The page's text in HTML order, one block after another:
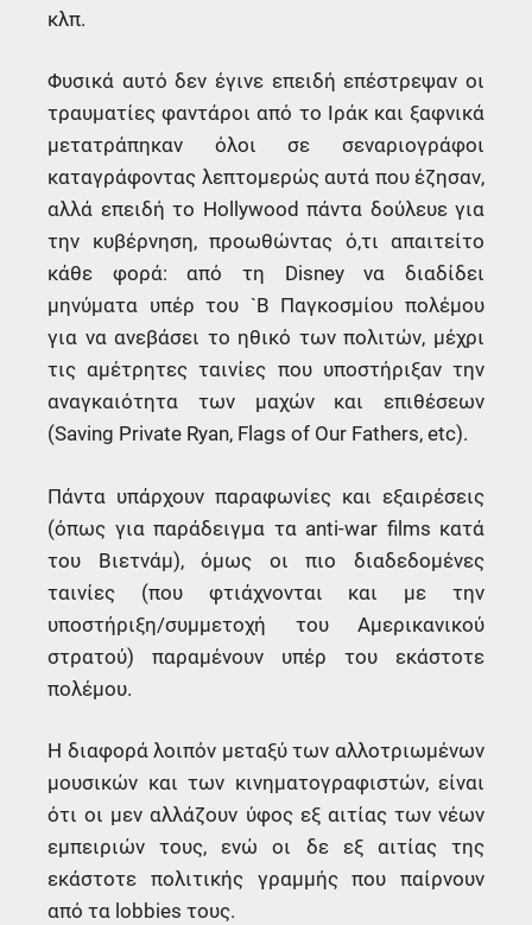
κλπ.
Φυσικά αυτό δεν έγινε επειδή επέστρεψαν οι
τραυματίες φαντάροι από το Ιράκ και ξαφνικά
μετατράπηκαν όλοι σε σεναριογράφοι
καταγράφοντας λεπτομερώς αυτά που έζησαν,
αλλά επειδή το Hollywood πάντα δούλευε για
την κυβέρνηση, προωθώντας ό,τι απαιτείτο
κάθε φορά: από τη Disney να διαδίδει
μηνύματα υπέρ του `Β Παγκοσμίου πολέμου
για να ανεβάσει το ηθικό των πολιτών, μέχρι
τις αμέτρητες ταινίες που υποστήριξαν την
αναγκαιότητα των μαχών και επιθέσεων
(Saving Private Ryan, Flags of Our Fathers, etc).
Πάντα υπάρχουν παραφωνίες και εξαιρέσεις
(όπως για παράδειγμα τα anti-war films κατά
του Βιετνάμ), όμως οι πιο διαδεδομένες
ταινίες (που φτιάχνονται και με την
υποστήριξη/συμμετοχή του Αμερικανικού
στρατού) παραμένουν υπέρ του εκάστοτε
πολέμου.
Η διαφορά λοιπόν μεταξύ των αλλοτριωμένων
μουσικών και των κινηματογραφιστών, είναι
ότι οι μεν αλλάζουν ύφος εξ αιτίας των νέων
εμπειριών τους, ενώ οι δε εξ αιτίας της
εκάστοτε πολιτικής γραμμής που παίρνουν
από τα lobbies τους.